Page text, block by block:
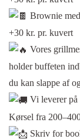
Brownie
+30 kr. pr. kuvert
Vores
holder buffeten
du kan slappe af
Vi leverer
Kørsel fra
Skriv for